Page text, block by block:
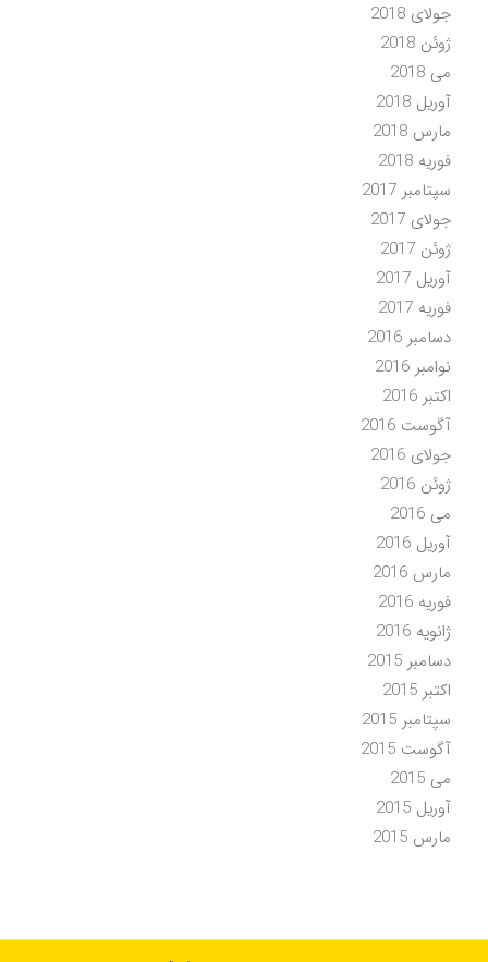
جولای 2018
ژوئن 2018
می 2018
آوریل 2018
مارس 2018
فوریه 2018
سپتامبر 2017
جولای 2017
ژوئن 2017
آوریل 2017
فوریه 2017
دسامبر 2016
نوامبر 2016
اکتبر 2016
آگوست 2016
جولای 2016
ژوئن 2016
می 2016
آوریل 2016
مارس 2016
فوریه 2016
ژانویه 2016
دسامبر 2015
اکتبر 2015
سپتامبر 2015
آگوست 2015
می 2015
آوریل 2015
مارس 2015